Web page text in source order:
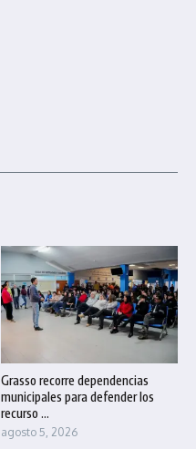
Grasso recorre dependencias
municipales para defender los
recurso ...
agosto 5, 2026